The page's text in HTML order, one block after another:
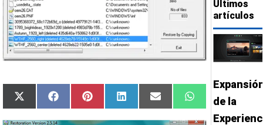
Compartir
en
X
(Twitter)
Compartir
en
FacebookCompartir
en
PinterestCompartir
en
LinkedInCompartir
en
Email
Compartir
en
WhatsApp
Últimos
artículos
de la